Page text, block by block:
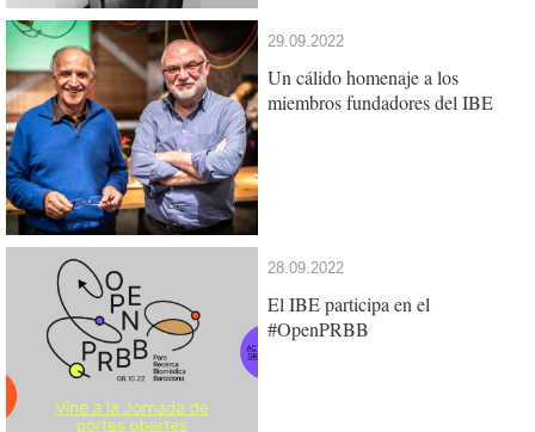
29.09.2022
Un cálido homenaje a los
miembros fundadores del IBE
28.09.2022
El IBE participa en el
#OpenPRBB